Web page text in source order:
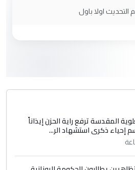
حسينيه اي انسان مهما
بتفاصيل احداث المنطقه
ان اتفاقية مكة للدفاع
التحديث اولا باول
المقدسة ترفع راية الحزن إيذاناً
إحياء ذكرى استشهاد الر...